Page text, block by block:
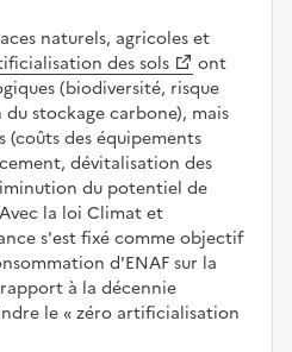
naturels, agricoles et
des sols
ont
(biodiversité, risque
stockage carbone), mais
(coûts des équipements
dévitalisation des
du potentiel de
la loi Climat et
s'est fixé comme objectif
d'ENAF sur la
à la décennie
le
zéro artificialisation